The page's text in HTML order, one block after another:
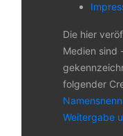
Die hier
Medien sind
folgender
Weitergabe